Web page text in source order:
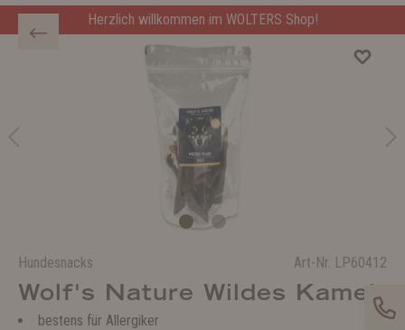
Herzlich willkommen im WOLTERS Shop!
Hundesnacks Art-Nr. LP60412
Wolf's Nature Wildes Kamel
bestens für Allergiker